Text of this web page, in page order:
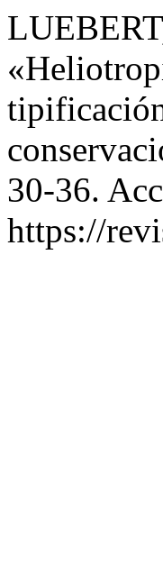
30-36.
https://